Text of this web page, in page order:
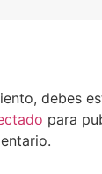
debes
para